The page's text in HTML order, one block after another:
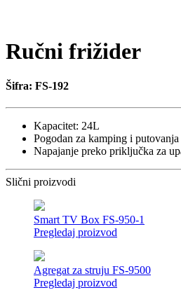
Ručni frižider
Šifra: FS-192
Kapacitet: 24L
Pogodan za kamping i putovanja
Napajanje preko priključka za
Slični proizvodi
Smart TV Box FS-950-1
Pregledaj proizvod
Agregat za struju FS-9500
Pregledaj proizvod